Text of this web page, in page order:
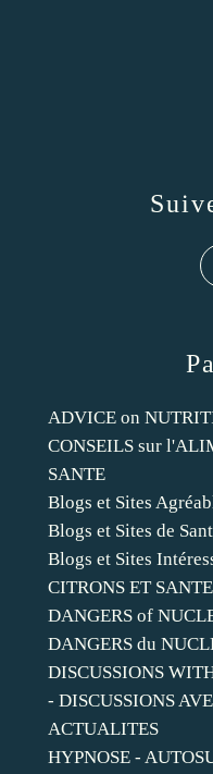
ADVICE on
CONSEILS sur
SANTE
Blogs et Sites
Blogs et Sites de
Blogs et Sites
CITRONS ET SANTE
DANGERS of
DANGERS du
DISCUSSIONS
- DISCUSSIONS
ACTUALITES
HYPNOSE -